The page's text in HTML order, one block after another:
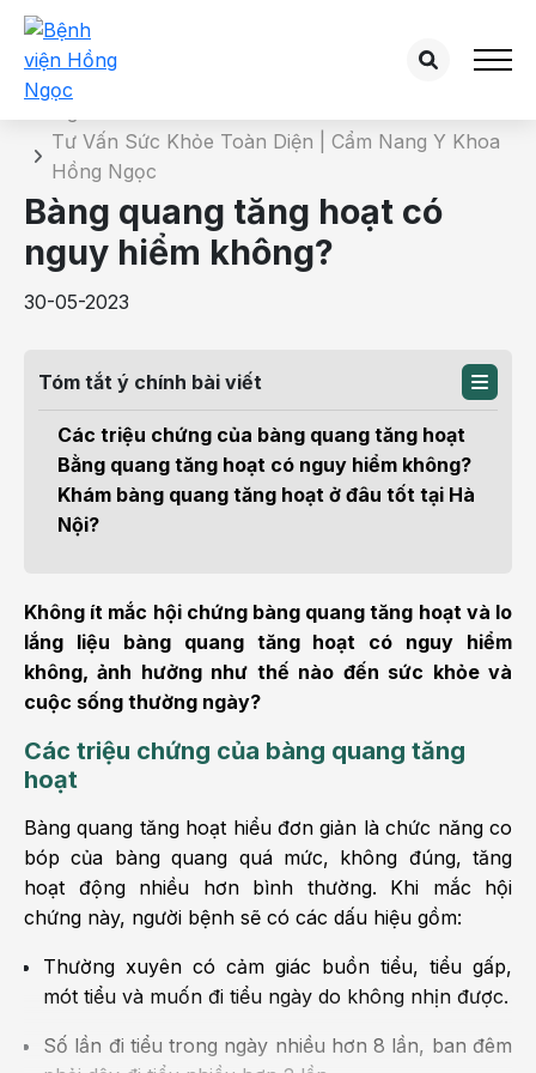
Chi tiết bài tư vấn
Tư Vấn Sức Khỏe Toàn Diện | Cẩm Nang Y Khoa
Hồng Ngọc
Bàng quang tăng hoạt có
nguy hiểm không?
30-05-2023
Tóm tắt ý chính bài viết
Các triệu chứng của bàng quang tăng hoạt
Bằng quang tăng hoạt có nguy hiểm không?
Khám bàng quang tăng hoạt ở đâu tốt tại Hà
Nội?
Không ít mắc hội chứng bàng quang tăng hoạt và lo
lắng liệu bàng quang tăng hoạt có nguy hiểm
không, ảnh hưởng như thế nào đến sức khỏe và
cuộc sống thường ngày?
Các triệu chứng của bàng quang tăng
hoạt
Bàng quang tăng hoạt hiểu đơn giản là chức năng co
bóp của bàng quang quá mức, không đúng, tăng
hoạt động nhiều hơn bình thường. Khi mắc hội
chứng này, người bệnh sẽ có các dấu hiệu gồm:
Thường xuyên có cảm giác buồn tiểu, tiểu gấp,
mót tiểu và muốn đi tiểu ngày do không nhịn được.
Số lần đi tiểu trong ngày nhiều hơn 8 lần, ban đêm